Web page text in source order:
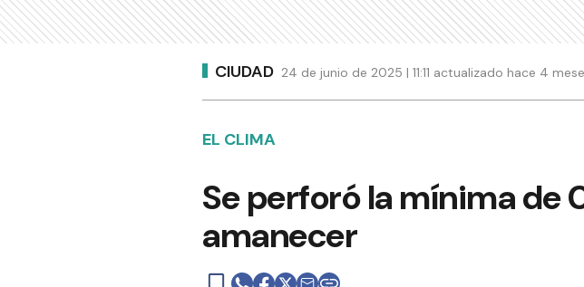
CIUDAD 24 de junio de 2025 | 11:11 actualizado hace 4
EL CLIMA
Se perforó la mínima de
amanecer